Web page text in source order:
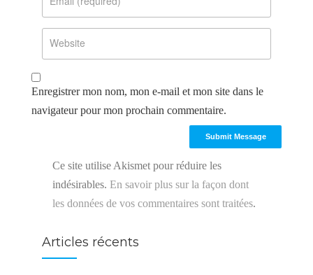
Enregistrer mon nom, mon e-mail et mon site dans le
navigateur pour mon prochain commentaire.
Ce site utilise Akismet pour réduire les
indésirables. En savoir plus sur la façon dont
les données de vos commentaires sont traitées.
Articles récents